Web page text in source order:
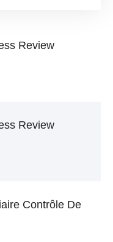
Review
Review
Contrôle De